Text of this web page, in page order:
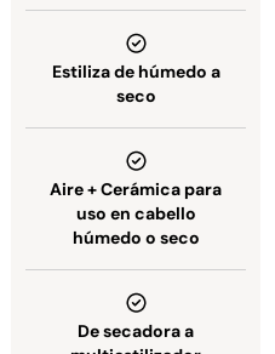
Estiliza de húmedo a
seco
Aire + Cerámica para
uso en cabello
húmedo o seco
De secadora a